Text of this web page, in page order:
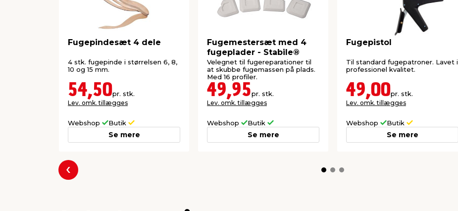
Fugepindesæt 4 dele
4 stk. fugepinde i størrelsen 6, 8,
10 og 15 mm.
54,50pr. stk.
Lev. omk. tillægges
Webshop Butik
Se mere
Fugemestersæt med 4
fugeplader - Stabile®
Velegnet til fugereparationer til
at skubbe fugemassen på plads.
Med 16 profiler.
49,95pr. stk.
Lev. omk. tillægges
Webshop Butik
Se mere
Fugepistol
Til standard fugepatroner. Lavet i
professionel kvalitet.
49,00pr. stk.
Lev. omk. tillægges
Webshop Butik
Se mere
Forrige